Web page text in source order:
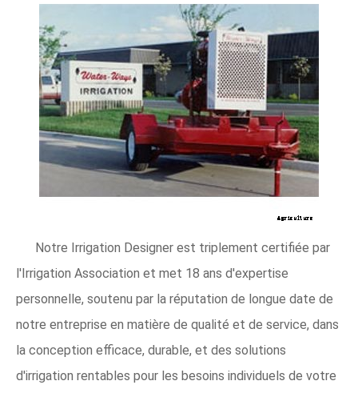
Notre Irrigation Designer est triplement certifiée par
l'Irrigation Association et met 18 ans d'expertise
personnelle, soutenu par la réputation de longue date de
notre entreprise en matière de qualité et de service, dans
la conception efficace, durable, et des solutions
d'irrigation rentables pour les besoins individuels de votre